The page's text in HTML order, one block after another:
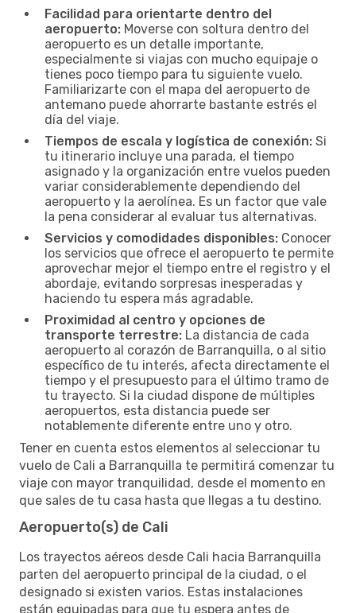
Facilidad para orientarte dentro del
aeropuerto: Moverse con soltura dentro del
aeropuerto es un detalle importante,
especialmente si viajas con mucho equipaje o
tienes poco tiempo para tu siguiente vuelo.
Familiarizarte con el mapa del aeropuerto de
antemano puede ahorrarte bastante estrés el
día del viaje.
Tiempos de escala y logística de conexión: Si
tu itinerario incluye una parada, el tiempo
asignado y la organización entre vuelos pueden
variar considerablemente dependiendo del
aeropuerto y la aerolínea. Es un factor que vale
la pena considerar al evaluar tus alternativas.
Servicios y comodidades disponibles: Conocer
los servicios que ofrece el aeropuerto te permite
aprovechar mejor el tiempo entre el registro y el
abordaje, evitando sorpresas inesperadas y
haciendo tu espera más agradable.
Proximidad al centro y opciones de
transporte terrestre: La distancia de cada
aeropuerto al corazón de Barranquilla, o al sitio
específico de tu interés, afecta directamente el
tiempo y el presupuesto para el último tramo de
tu trayecto. Si la ciudad dispone de múltiples
aeropuertos, esta distancia puede ser
notablemente diferente entre uno y otro.
Tener en cuenta estos elementos al seleccionar tu
vuelo de Cali a Barranquilla te permitirá comenzar tu
viaje con mayor tranquilidad, desde el momento en
que sales de tu casa hasta que llegas a tu destino.
Aeropuerto(s) de Cali
Los trayectos aéreos desde Cali hacia Barranquilla
parten del aeropuerto principal de la ciudad, o el
designado si existen varios. Estas instalaciones
están equipadas para que tu espera antes de